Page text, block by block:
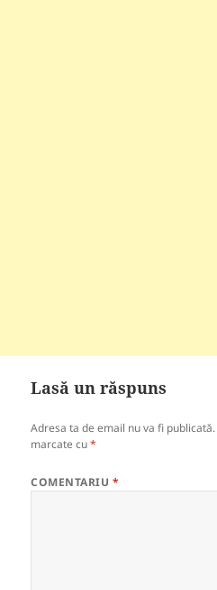
Lasă un răspuns
Adresa ta de email nu va fi publicată.
marcate cu*
COMENTARIU *